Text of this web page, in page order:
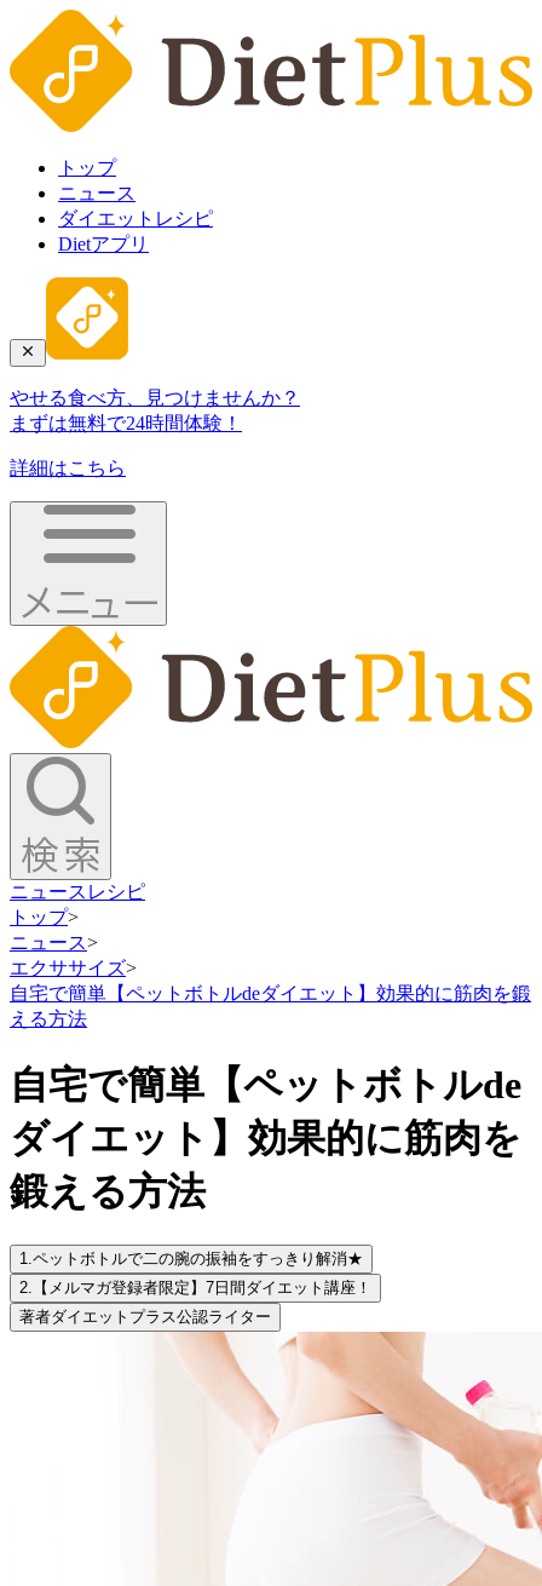
トップ
ニュース
ダイエットレシピ
Dietアプリ
やせる食べ方、見つけませんか？
まずは無料で24時間体験！
詳細はこちら
ニュース レシピ
トップ>
ニュース>
エクササイズ>
自宅で簡単【ペットボトルdeダイエット】効果的に筋肉を鍛
える方法
自宅で簡単【ペットボトルde
ダイエット】効果的に筋肉を
鍛える方法
1.ペットボトルで二の腕の振袖をすっきり解消★
2. 【メルマガ登録者限定】7日間ダイエット講座！
著者ダイエットプラス公認ライター